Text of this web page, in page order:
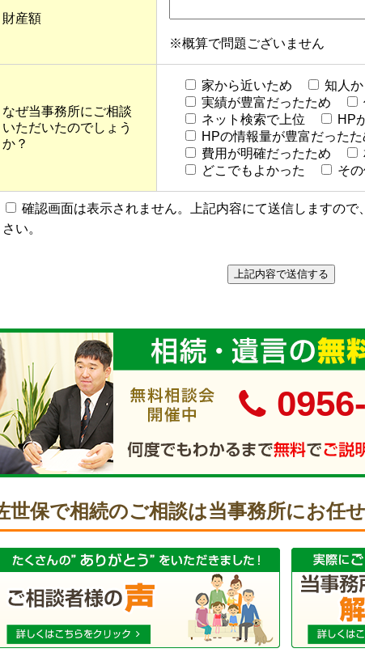
財産額
※概算で問題ございません
なぜ当事務所にご相談
いただいたのでしょう
か？
家から近いため
知人
実績が豊富だったため
ネット検索で上位
HP
HPの情報量が豊富だったた
費用が明確だったため
どこでもよかった
そ
確認画面は表示されません。上記内容にて送信しますの
さい。
世保で相続のご相談は当事務所にお任